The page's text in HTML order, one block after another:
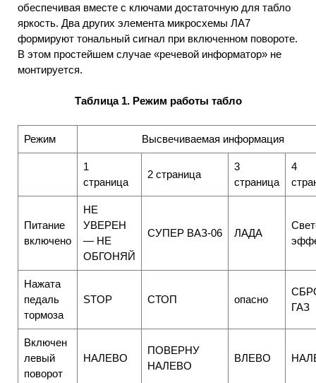
обеспечивая вместе с ключами достаточную для табло
яркость. Два других элемента микросхемы ЛА7
формируют тональный сигнал при включенном повороте.
В этом простейшем случае «речевой информатор» не
монтируется.
Таблица 1. Режим работы табло
Режим Высвечиваемая информация
1
страница
2 страница
3
страница
4
Питание
включено
НЕ
УВЕРЕН
— НЕ
ОБГОНЯЙ
СУПЕР ВАЗ-06 ЛАДА
Нажата
педаль
тормоза
STOP СТОП опасно
ГАЗ
Включен
левый
поворот
НАЛЕВО
ПОВЕРНУ
НАЛЕВО
ВЛЕВО